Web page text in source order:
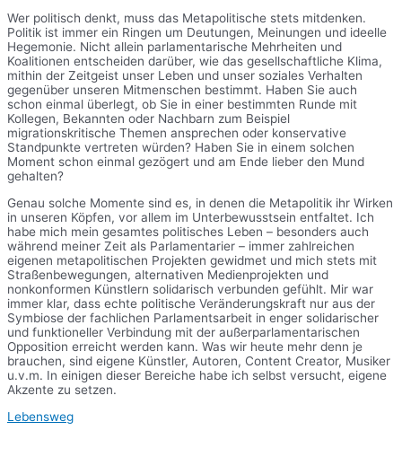
Wer politisch denkt, muss das Metapolitische stets mitdenken.
Politik ist immer ein Ringen um Deutungen, Meinungen und ideelle
Hegemonie. Nicht allein parlamentarische Mehrheiten und
Koalitionen entscheiden darüber, wie das gesellschaftliche Klima,
mithin der Zeitgeist unser Leben und unser soziales Verhalten
gegenüber unseren Mitmenschen bestimmt. Haben Sie auch
schon einmal überlegt, ob Sie in einer bestimmten Runde mit
Kollegen, Bekannten oder Nachbarn zum Beispiel
migrationskritische Themen ansprechen oder konservative
Standpunkte vertreten würden? Haben Sie in einem solchen
Moment schon einmal gezögert und am Ende lieber den Mund
gehalten?
Genau solche Momente sind es, in denen die Metapolitik ihr Wirken
in unseren Köpfen, vor allem im Unterbewusstsein entfaltet. Ich
habe mich mein gesamtes politisches Leben – besonders auch
während meiner Zeit als Parlamentarier – immer zahlreichen
eigenen metapolitischen Projekten gewidmet und mich stets mit
Straßenbewegungen, alternativen Medienprojekten und
nonkonformen Künstlern solidarisch verbunden gefühlt. Mir war
immer klar, dass echte politische Veränderungskraft nur aus der
Symbiose der fachlichen Parlamentsarbeit in enger solidarischer
und funktioneller Verbindung mit der außerparlamentarischen
Opposition erreicht werden kann. Was wir heute mehr denn je
brauchen, sind eigene Künstler, Autoren, Content Creator, Musiker
u.v.m. In einigen dieser Bereiche habe ich selbst versucht, eigene
Akzente zu setzen.
Lebensweg